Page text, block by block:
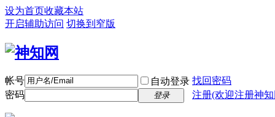
设为首页收藏本站
开启辅助访问 切换到窄版
帐号 自动登录 找回密码
密码
登录 注册(欢迎注册神